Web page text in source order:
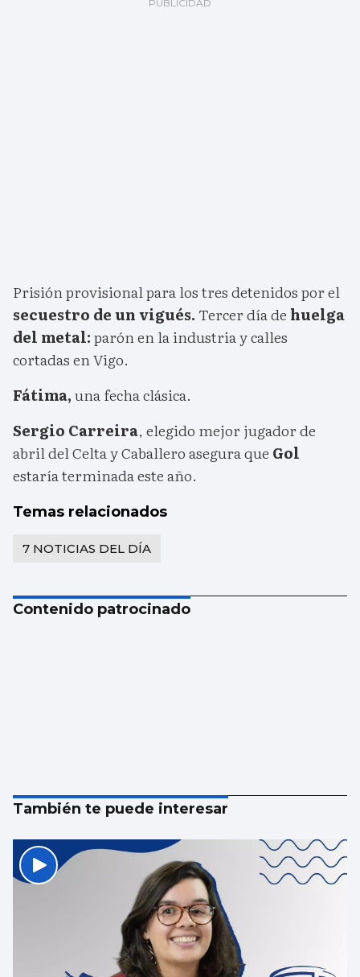
Prisión provisional para los tres detenidos por el
secuestro de un vigués. Tercer día de huelga
del metal:parón en la industria y calles
cortadas en Vigo.
Fátima,una fecha clásica.
Sergio Carreira, elegido mejor jugador de
abril del Celta y Caballero asegura que Gol
estaría terminada este año.
Temas relacionados
7 NOTICIAS DEL DÍA
Contenido patrocinado
También te puede interesar